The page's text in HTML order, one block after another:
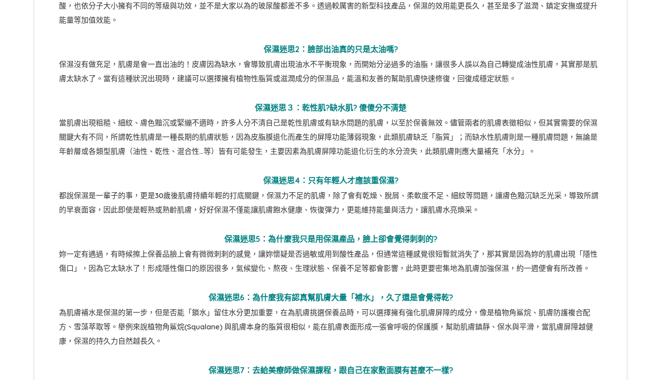
酸，也依分子大小擁有不同的等級與功效，並不是大家以為的玻尿酸都差不多。透過較厲害的新型科技產品，保濕的效用能更長久，甚至是多了滋潤、鎮定安撫或提升
能量等加值效能。
保濕迷思2： 臉部出油真的只是太油嗎?
保濕沒有做充足，肌膚是會一直出油的！皮膚因為缺水，會導致肌膚出現油水不平衡現象，而開始分泌過多的油脂，讓很多人誤以為自己轉變成油性肌膚，其實那是肌
膚太缺水了。當有這種狀況出現時，建議可以選擇擁有植物性脂質或滋潤成分的保濕品，能溫和友善的幫助肌膚快速修復，回復成穩定狀態。
保濕迷思３： 乾性肌?缺水肌? 傻傻分不清楚
當肌膚出現粗糙、細紋、膚色黯沉或緊繃不適時，許多人分不清自己是乾性肌膚或有缺水問題的肌膚，以至於保養無效。儘管兩者的肌膚表徵相似，但其實需要的保濕
關鍵大有不同，所謂乾性肌膚是一種長期的肌膚狀態，因為皮脂膜退化而產生的屏障功能薄弱現象，此類肌膚缺乏「脂質」；而缺水性肌膚則是一種肌膚問題，無論是
年齡層或各類型肌膚（油性、乾性、混合性…等）皆有可能發生，主要因素為肌膚屏障功能退化衍生的水分流失，此類肌膚則應大量補充「水分」。
保濕迷思4： 只有年輕人才應該重保濕?
都說保濕是一輩子的事，更是30歲後肌膚持續年輕的打底關鍵，保濕力不足的肌膚，除了會有乾燥、脫屑、柔軟度不足、細紋等問題，讓膚色黯沉缺乏光采，導致所謂
的早衰面容，因此即使是輕熟或熟齡肌膚，好好保濕不僅能讓肌膚飽水健康、恢復彈力，更能維持能量與活力，讓肌膚水亮煥采。
保濕迷思5：為什麼我只是用保濕產品，臉上卻會覺得刺刺的?
妳一定有遇過，有時候擦上保養品臉上會有微微刺刺的感覺，讓妳懷疑是否過敏或用到酸性產品，但通常這種感覺很短暫就消失了，那其實是因為妳的肌膚出現「隱性
傷口」，因為它太缺水了！形成隱性傷口的原因很多，氣候變化、熬夜、生理狀態、保養不足等都會影響，此時更要密集地為肌膚加強保濕，約一週便會有所改善。
保濕迷思6：為什麼我有認真幫肌膚大量「補水」，久了還是會覺得乾?
為肌膚補水是保濕的第一步，但是否能「鎖水」留住水分更加重要，在為肌膚挑選保養品時，可以選擇擁有強化肌膚屏障的成分，像是植物角鯊烷、肌膚防護複合配
方、雪藻萃取等。舉例來說植物角鯊烷(Squalane) 與肌膚本身的脂質很相似，能在肌膚表面形成一張會呼吸的保護膜，幫助肌膚鎮靜、保水與平滑，當肌膚屏障越健
康，保濕的持久力自然越長久。
保濕迷思7：去給美療師做保濕課程，跟自己在家敷面膜有甚麼不一樣?